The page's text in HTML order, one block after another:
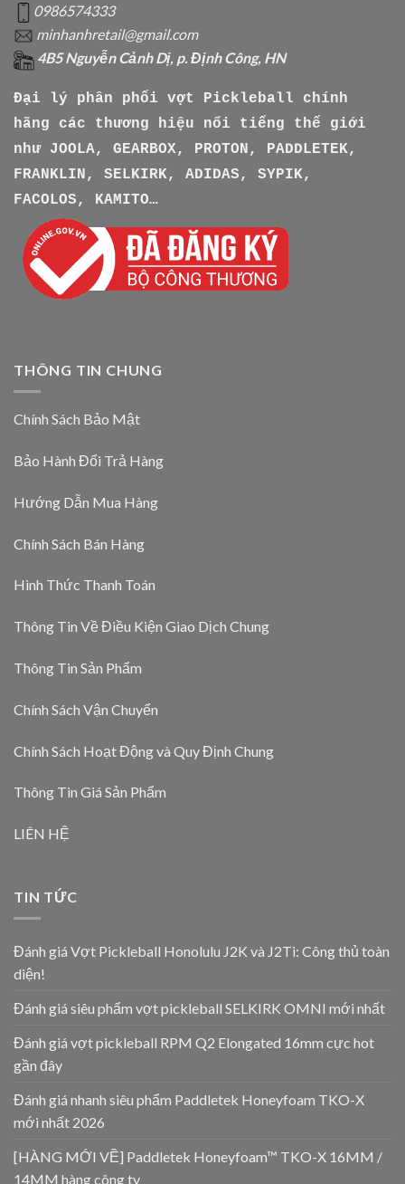
0986574333
minhanhretail@gmail.com
4B5 Nguyễn Cảnh Dị, p. Định Công, HN
Đại lý phân phối vợt Pickleball chính
hãng các thương hiệu nổi tiếng thế giới
như
JOOLA, GEARBOX, PROTON, PADDLETEK,
FRANKLIN, SELKIRK, ADIDAS, SYPIK,
FACOLOS, KAMITO…
THÔNG TIN CHUNG
Chính Sách Bảo Mật
Bảo Hành Đổi Trả Hàng
Hướng Dẫn Mua Hàng
Chính Sách Bán Hàng
Hình Thức Thanh Toán
Thông Tin Về Điều Kiện Giao Dịch Chung
Thông Tin Sản Phẩm
Chính Sách Vận Chuyển
Chính Sách Hoạt Động và Quy Định Chung
Thông Tin Giá Sản Phẩm
LIÊN HỆ
TIN TỨC
Đánh giá Vợt Pickleball Honolulu J2K và J2Ti: Công thủ toàn
diện!
Đánh giá siêu phẩm vợt pickleball SELKIRK OMNI mới nhất
Đánh giá vợt pickleball RPM Q2 Elongated 16mm cực hot
gần đây
Đánh giá nhanh siêu phẩm Paddletek Honeyfoam TKO-X
mới nhất 2026
[HÀNG MỚI VỀ] Paddletek Honeyfoam™ TKO-X 16MM /
14MM hàng công ty